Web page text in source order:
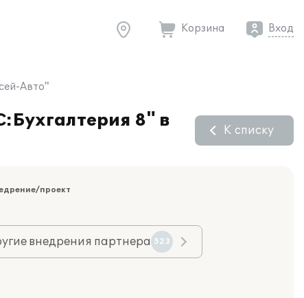
Корзина Вход
Авто"
8" в
К списку
проект
внедрения партнера 523